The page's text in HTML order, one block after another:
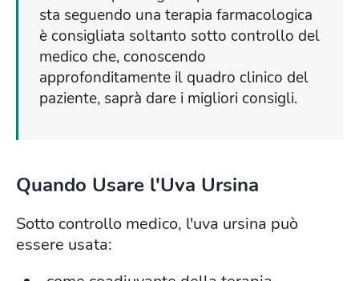
sta seguendo una terapia farmacologica
è consigliata soltanto sotto controllo del
medico che, conoscendo
approfonditamente il quadro clinico del
paziente, saprà dare i migliori consigli.
Quando Usare l'Uva Ursina
Sotto controllo medico, l'uva ursina può
essere usata: